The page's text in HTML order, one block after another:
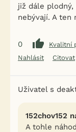
již dále
nebývají. A ten
0
Kvalitní
Nahlásit
Citovat
Uživatel s
152chov152
A tohle